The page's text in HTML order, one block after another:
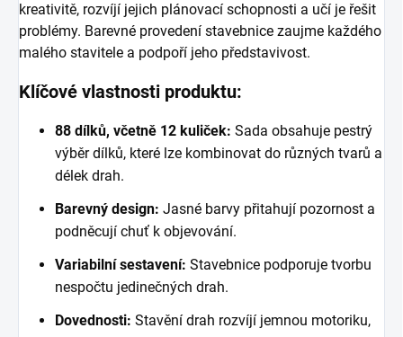
kreativitě, rozvíjí jejich plánovací schopnosti a učí je řešit
problémy. Barevné provedení stavebnice zaujme každého
malého stavitele a podpoří jeho představivost.
Klíčové vlastnosti produktu:
88 dílků, včetně 12 kuliček: Sada obsahuje pestrý
výběr dílků, které lze kombinovat do různých tvarů a
délek drah.
Barevný design: Jasné barvy přitahují pozornost a
podněcují chuť k objevování.
Variabilní sestavení: Stavebnice podporuje tvorbu
nespočtu jedinečných drah.
Dovednosti: Stavění drah rozvíjí jemnou motoriku,